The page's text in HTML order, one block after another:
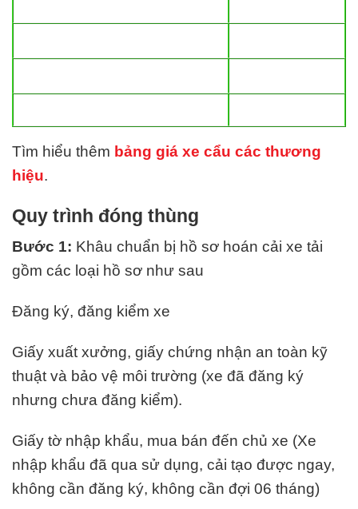
Tìm hiểu thêm bảng giá xe cẩu các thương
hiệu.
Quy trình đóng thùng
Bước 1: Khâu chuẩn bị hồ sơ hoán cải xe tải
gồm các loại hồ sơ như sau
Đăng ký, đăng kiểm xe
Giấy xuất xưởng, giấy chứng nhận an toàn kỹ
thuật và bảo vệ môi trường (xe đã đăng ký
nhưng chưa đăng kiểm).
Giấy tờ nhập khẩu, mua bán đến chủ xe (Xe
nhập khẩu đã qua sử dụng, cải tạo được ngay,
không cần đăng ký, không cần đợi 06 tháng)